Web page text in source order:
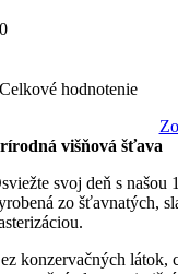
0
Celkové hodnotenie
višňová šťava
svoj deň s
zo šťavnatých,
konzervačných látok,